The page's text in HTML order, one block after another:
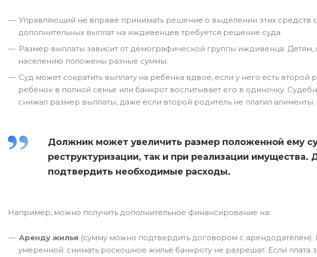
Управляющий не вправе принимать решение о выделении этих средств
дополнительных выплат на иждивенцев требуется решение суда.
Размер выплаты зависит от демографической группы иждивенца.
населению положены разные суммы.
Суд может сократить выплату на ребёнка вдвое, если у него есть
ребёнок в полной семье или банкрот воспитывает его в одиночку.
снижал размер выплаты, даже если второй родитель не платил алименты.
Должник может увеличить размер положенной ему
реструктуризации, так и при реализации имущества.
подтвердить необходимые расходы.
Например, можно получить дополнительное финансирование на:
Аренду жилья (сумму можно подтвердить договором с арендодателем).
умеренной: снимать роскошное жильё банкроту не разрешат. Если